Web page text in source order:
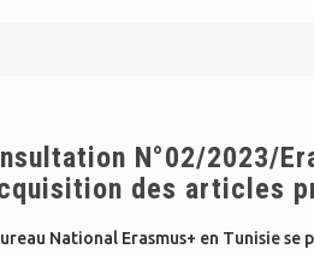
N°02/2023/
des articles
National Erasmus+ en Tunisie se